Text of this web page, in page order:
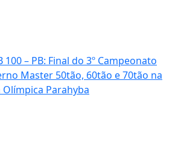
100 – PB: Final do 3º Campeonato
Master 50tão, 60tão e 70tão na
Olímpica Parahyba